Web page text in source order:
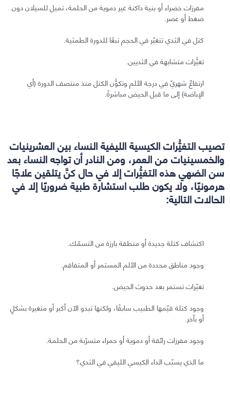
مفرزات خضراء أو بنية داكنة غير دموية من الحلمة، تميل للسيلان دون
ضغط أو عصر.
كتل في الثدي تتغيّر في الحجم تبعًا للدورة الطمثية.
تغيُّرات متشابهة في الثديين.
ارتفاعٌ شهريّ في درجة الألم وتكوُّن الكتل منذ منتصف الدورة (أي
الإباضة) إلى ما قبل الحيض مباشرةً.
تصيب التغيُّرات الكيسية الليفية النساء بين العشرينيات
والخمسينيات من العمر، ومن النادر أن تواجه النساء بعد
سن الضهي هذه التغيُّرات إلا في حال كنَّ يتلقين علاجًا
هرمونيًا، ولا يكون طلب استشارة طبية ضروريًا إلا في
الحالات التالية:
اكتشاف كتلة جديدة أو منطقة بارزة من التسمّك.
وجود مناطق محددة من الألم المستمر أو المتفاقم.
تغيّرات تستمر بعد حدوث الحيض.
وجود كتلة قيّمها الطبيب سابقًا، ولكنها تبدو الآن أكبر أو متغيرة بشكلٍ
أو بآخر.
وجود مفرزات رائقة أو دموية أو حمراء متسرّبة من الحلمة.
ما الذي يسبّب الداء الكيسي الليفي في الثدي؟